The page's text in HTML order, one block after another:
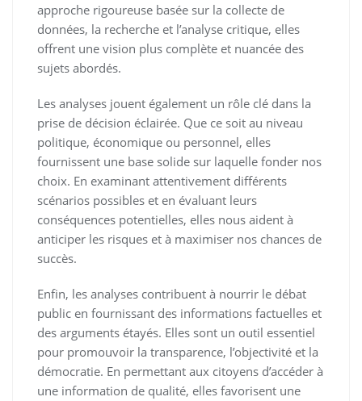
approche rigoureuse basée sur la collecte de
données, la recherche et l’analyse critique, elles
offrent une vision plus complète et nuancée des
sujets abordés.
Les analyses jouent également un rôle clé dans la
prise de décision éclairée. Que ce soit au niveau
politique, économique ou personnel, elles
fournissent une base solide sur laquelle fonder nos
choix. En examinant attentivement différents
scénarios possibles et en évaluant leurs
conséquences potentielles, elles nous aident à
anticiper les risques et à maximiser nos chances de
succès.
Enfin, les analyses contribuent à nourrir le débat
public en fournissant des informations factuelles et
des arguments étayés. Elles sont un outil essentiel
pour promouvoir la transparence, l’objectivité et la
démocratie. En permettant aux citoyens d’accéder à
une information de qualité, elles favorisent une